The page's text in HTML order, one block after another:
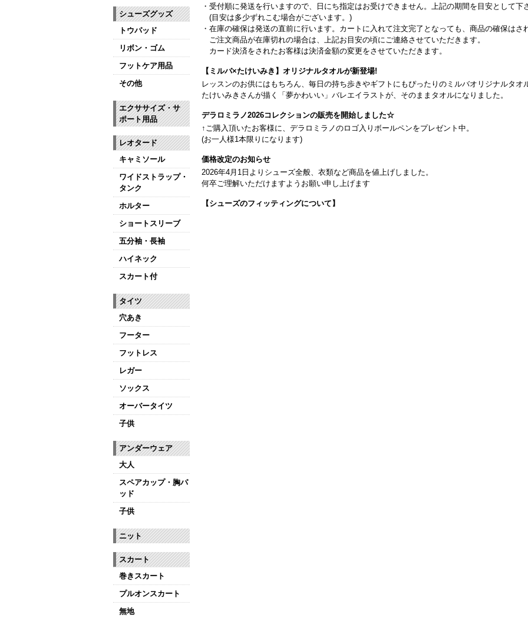
・受付順に発送を行いますので、日にち指定はお受けできません。上記の期間を目安として下
(目安は多少ずれこむ場合がございます。)
・在庫の確保は発送の直前に行います。カートに入れて注文完了となっても、商品の確保はさ
ご注文商品が在庫切れの場合は、上記お目安の頃にご連絡させていただきます。
カード決済をされたお客様は決済金額の変更をさせていただきます。
【ミルバ×たけいみき】オリジナルタオルが新登場!
レッスンのお供にはもちろん、毎日の持ち歩きやギフトにもぴったりのミルバオリジナルタオ
たけいみきさんが描く「夢かわいい」バレエイラストが、そのままタオルになりました。
デラロミラノ2026コレクションの販売を開始しました☆
↑ご購入頂いたお客様に、デラロミラノのロゴ入りボールペンをプレゼント中。
(お一人様1本限りになります)
価格改定のお知らせ
2026年4月1日よりシューズ全般、衣類など商品を値上げしました。
何卒ご理解いただけますようお願い申し上げます
【シューズのフィッティングについて】
シューズグッズ
トウパッド
リボン・ゴム
フットケア用品
その他
エクササイズ・サ
ポート用品
レオタード
キャミソール
ワイドストラップ・
タンク
ホルター
ショートスリーブ
五分袖・長袖
ハイネック
スカート付
タイツ
穴あき
フーター
フットレス
レガー
ソックス
オーバータイツ
子供
アンダーウェア
大人
スペアカップ・胸パ
ッド
子供
ニット
スカート
巻きスカート
プルオンスカート
無地